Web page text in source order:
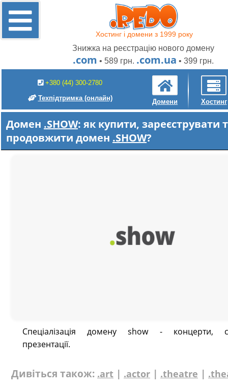
Хостинг і домени з 1999 року
Знижка на реєстрацію нового домену
.com • 589 грн. .com.ua • 399 грн.
+380 (44) 300-2780
Техпідтримка (онлайн) Домени Хостинг
Домен .SHOW: як купити, зареєструвати
продовжити домен .SHOW?
Спеціалізація домену show - концерти,
презентації.
Дивіться також: .art | .actor | .theatre |